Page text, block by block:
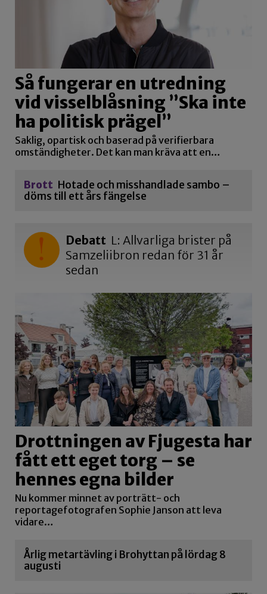
Så fungerar en utredning
vid visselblåsning ”Ska inte
ha politisk prägel”
Saklig, opartisk och baserad på verifierbara
omständigheter. Det kan man kräva att en…
Brott Hotade och misshandlade sambo –
döms till ett års fängelse
Debatt L: Allvarliga brister på
Samzeliibron redan för 31 år
sedan
Drottningen av Fjugesta har
fått ett eget torg – se
hennes egna bilder
Nu kommer minnet av porträtt- och
reportagefotografen Sophie Janson att leva
vidare…
Årlig metartävling i Brohyttan på lördag 8
augusti